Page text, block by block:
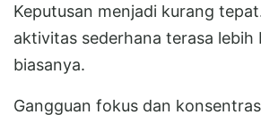
Keputusan menjadi kurang
aktivitas sederhana terasa lebih
biasanya.
Gangguan fokus dan